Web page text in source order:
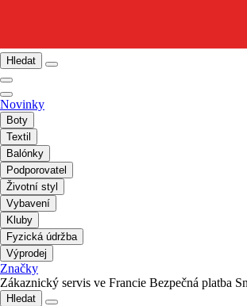
Hledat
Novinky
Boty
Textil
Balónky
Podporovatel
Životní styl
Vybavení
Kluby
Fyzická údržba
Výprodej
Značky
Zákaznický servis ve Francie Bezpečná platba
Hledat